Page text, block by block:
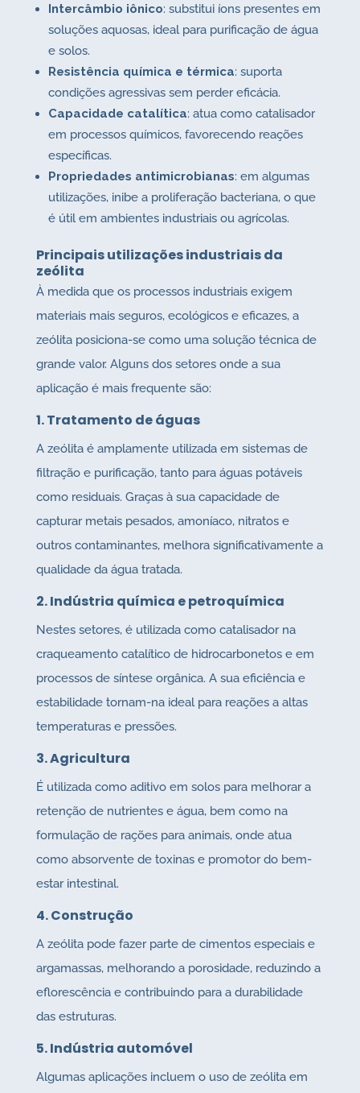
Intercâmbio iônico: substitui íons presentes em
soluções aquosas, ideal para purificação de água
e solos.
Resistência química e térmica: suporta
condições agressivas sem perder eficácia.
Capacidade catalítica: atua como catalisador
em processos químicos, favorecendo reações
específicas.
Propriedades antimicrobianas: em algumas
utilizações, inibe a proliferação bacteriana, o que
é útil em ambientes industriais ou agrícolas.
Principais utilizações industriais da
zeólita
À medida que os processos industriais exigem
materiais mais seguros, ecológicos e eficazes, a
zeólita posiciona-se como uma solução técnica de
grande valor. Alguns dos setores onde a sua
aplicação é mais frequente são:
1. Tratamento de águas
A zeólita é amplamente utilizada em sistemas de
filtração e purificação, tanto para águas potáveis
como residuais. Graças à sua capacidade de
capturar metais pesados, amoníaco, nitratos e
outros contaminantes, melhora significativamente a
qualidade da água tratada.
2. Indústria química e petroquímica
Nestes setores, é utilizada como catalisador na
craqueamento catalítico de hidrocarbonetos e em
processos de síntese orgânica. A sua eficiência e
estabilidade tornam-na ideal para reações a altas
temperaturas e pressões.
3. Agricultura
É utilizada como aditivo em solos para melhorar a
retenção de nutrientes e água, bem como na
formulação de rações para animais, onde atua
como absorvente de toxinas e promotor do bem-
estar intestinal.
4. Construção
A zeólita pode fazer parte de cimentos especiais e
argamassas, melhorando a porosidade, reduzindo a
eflorescência e contribuindo para a durabilidade
das estruturas.
5. Indústria automóvel
Algumas aplicações incluem o uso de zeólita em